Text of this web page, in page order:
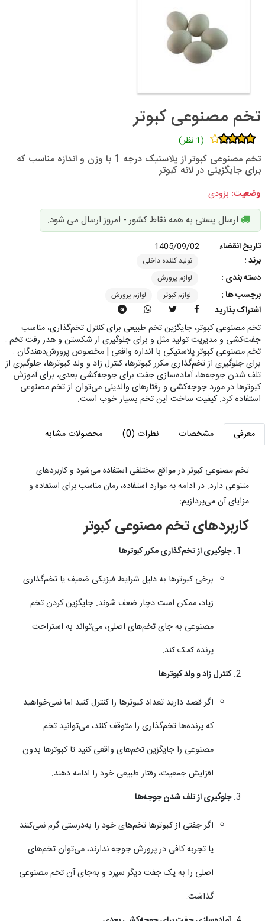
تخم مصنوعی کبوتر
(1 نظر)
تخم مصنوعی کبوتر از پلاستیک درجه 1 با وزن و اندازه مناسب که
برای جایگزینی در لانه کبوتر
وضعیت: بزودی
ارسال پستی به همه نقاط کشور - امروز ارسال می شود.
تاریخ انقضاء
1405/09/02
برند :
تولید کننده داخلی
دسته بندی : لوازم پرورش
برچسب ها : لوازم کبوتر لوازم پرورش
اشتراک بذارید
تخم مصنوعی کبوتر، جایگزین تخم طبیعی برای کنترل تخم‌گذاری، مناسب
جفت‌کشی و مدیریت تولید مثل و برای جلوگیری از شکستن و هدر رفت تخم .
تخم مصنوعی کبوتر پلاستیکی با اندازه واقعی | مخصوص پرورش‌دهندگان .
برای جلوگیری از تخم‌گذاری مکرر کبوترها، کنترل زاد و ولد کبوترها، جلوگیری از
تلف شدن جوجه‌ها، آماده‌سازی جفت برای جوجه‌کشی بعدی، برای آموزش
کبوترها در مورد جوجه‌کشی و رفتارهای والدینی می‌توان از تخم مصنوعی
استفاده کرد. کیفیت ساخت این تخم بسیار خوب است.
معرفی مشخصات نظرات (0) محصولات مشابه
تخم مصنوعی کبوتر در مواقع مختلفی استفاده می‌شود و کاربردهای
متنوعی دارد. در ادامه به موارد استفاده، زمان مناسب برای استفاده و
مزایای آن می‌پردازیم:
کاربردهای تخم مصنوعی کبوتر
جلوگیری از تخم‌گذاری مکرر کبوترها
برخی کبوترها به دلیل شرایط فیزیکی ضعیف یا تخم‌گذاری
زیاد، ممکن است دچار ضعف شوند. جایگزین کردن تخم
مصنوعی به جای تخم‌های اصلی، می‌تواند به استراحت
پرنده کمک کند.
کنترل زاد و ولد کبوترها
اگر قصد دارید تعداد کبوترها را کنترل کنید اما نمی‌خواهید
که پرنده‌ها تخم‌گذاری را متوقف کنند، می‌توانید تخم
مصنوعی را جایگزین تخم‌های واقعی کنید تا کبوترها بدون
افزایش جمعیت، رفتار طبیعی خود را ادامه دهند.
جلوگیری از تلف شدن جوجه‌ها
اگر جفتی از کبوترها تخم‌های خود را به‌درستی گرم نمی‌کنند
یا تجربه کافی در پرورش جوجه ندارند، می‌توان تخم‌های
اصلی را به یک جفت دیگر سپرد و به‌جای آن تخم مصنوعی
گذاشت.